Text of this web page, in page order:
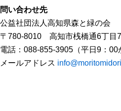
問い合わせ先
公益社団法人高知県森と緑の会
〒780-8010 高知市桟橋通6丁
電話：088-855-3905（平日9：00
メールアドレス